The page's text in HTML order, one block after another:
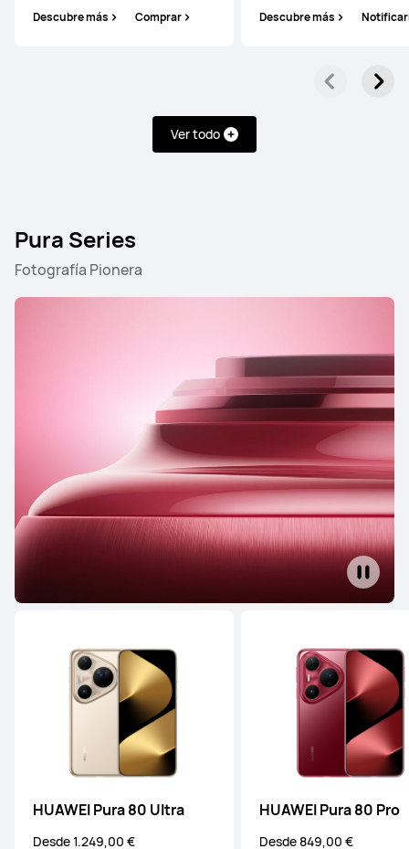
Descubre más Comprar Descubre más
Ver todo
Pura Series
Fotografía Pionera
HUAWEI Pura 80 Ultra
Desde 1.249,00 €
HUAWEI Pura 80 Pro
Desde 849,00 €